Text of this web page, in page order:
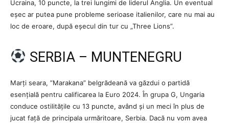
Ucraina, 10 puncte, la trei lungimi de liderul Anglia. Un eventual
eșec ar putea pune probleme serioase italienilor, care nu mai au
loc de eroare, după eșecul din tur cu „Three Lions”.
SERBIA – MUNTENEGRU
Marți seara, ”Marakana” belgrădeană va găzdui o partidă
esențială pentru calificarea la Euro 2024. În grupa G, Ungaria
conduce ostilitățile cu 13 puncte, având și un meci în plus de
jucat față de principala urmăritoare, Serbia. Dacă nu vom avea